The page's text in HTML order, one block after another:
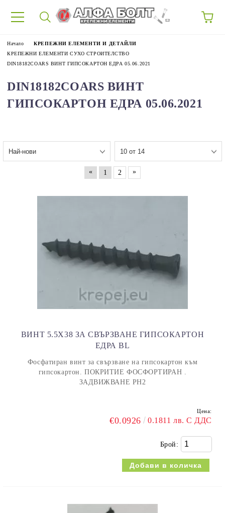
Начало
КРЕПЕЖНИ ЕЛЕМЕНТИ И ДЕТАЙЛИ
КРЕПЕЖНИ ЕЛЕМЕНТИ СУХО СТРОИТЕЛСТВО
DIN18182COARS ВИНТ ГИПСОКАРТОН ЕДРА 05.06.2021
DIN18182COARS ВИНТ
ГИПСОКАРТОН ЕДРА 05.06.2021
« 1 2 »
ВИНТ 5.5Х38 ЗА СВЪРЗВАНЕ ГИПСОКАРТОН
ЕДРА BL
Фосфатиран винт за свързване на гипсокартон към
гипсокартон. ПОКРИТИЕ ФОСФОРТИРАН .
ЗАДВИЖВАНЕ PH2
Цена:
€0.0926 0.1811 лв. С ДДС
Брой: